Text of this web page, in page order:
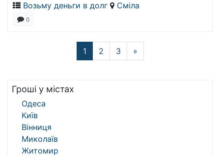
Возьму деньги в долг
Сміла
0
1 2 3 »
Гроші у містах
Одеса
Київ
Вінниця
Миколаїв
Житомир